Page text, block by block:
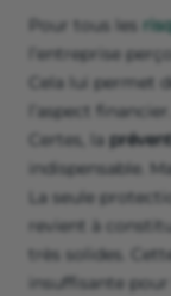
Pour tous les
l’entreprise
Cela lui permet
l’aspect financier.
Certes, la
indispensable.
La seule
revient à
très solides.
insuffisante